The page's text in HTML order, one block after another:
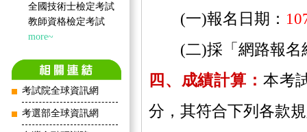
全國技術士檢定考試
教師資格檢定考試
more~
考試院全球資訊網
考選部全球資訊網
(一)報名日期：
(二)採「網路報名
四、成績計算： 本考
分，其符合下列各款